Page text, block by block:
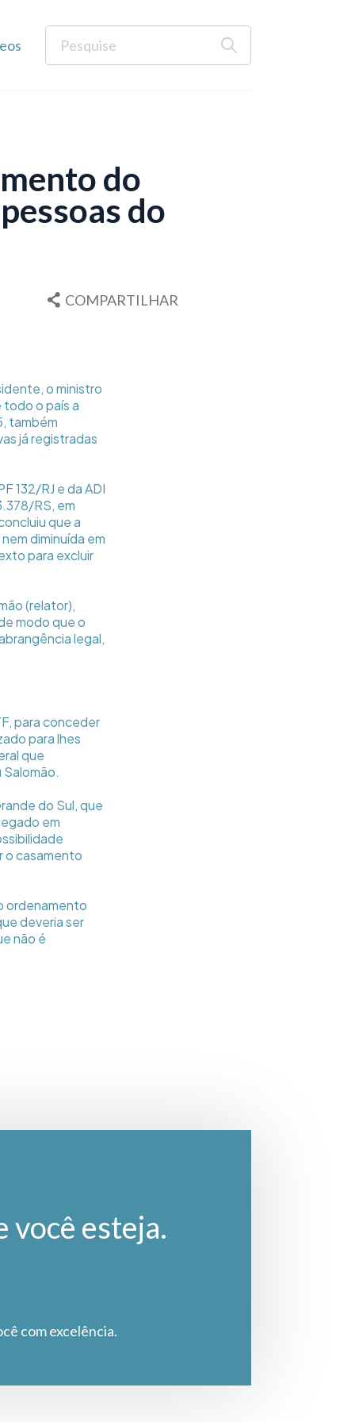
do
do
COMPARTILHAR
o ministro
todo o país a
também
já registradas
132/RJ e da ADI
RS, em
que a
diminuída em
para excluir
(relator),
modo que o
legal,
para conceder
para lhes
que
do Sul, que
em
o casamento
ordenamento
deveria ser
não é
você esteja.
com excelência.